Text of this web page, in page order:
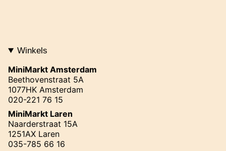
Winkels
MiniMarkt Amsterdam
Beethovenstraat 5A
1077HK Amsterdam
020-221 76 15
MiniMarkt Laren
Naarderstraat 15A
1251AX Laren
035-785 66 16